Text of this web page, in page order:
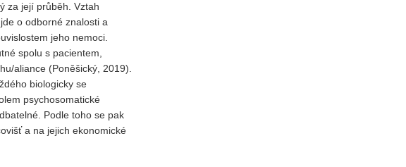
za její průběh. Vztah
o odborné znalosti a
jeho nemoci.
spolu s pacientem,
aliance (Poněšický, 2019).
biologicky se
psychosomatické
Podle toho se pak
a na jejich ekonomické